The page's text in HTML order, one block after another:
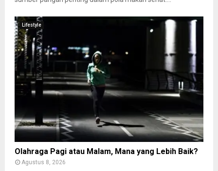
Lifestyle
Olahraga Pagi atau Malam, Mana yang Lebih Baik?
Agustus 8, 2026